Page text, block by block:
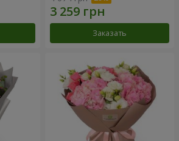
Заказать